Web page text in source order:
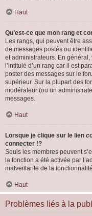
Haut
Qu’est-ce que mon rang et
Les rangs, qui peuvent être
de messages postés ou
et administrateurs. En
l’intitulé d’un rang car il est
poster des messages sur le
supérieur. Sur la plupart des
modérateur (ou un
messages.
Haut
Lorsque je clique sur le lien
connecter !?
Seuls les membres peuvent
la fonction a été activée par
malveillante de la
Haut
Problèmes liés à la